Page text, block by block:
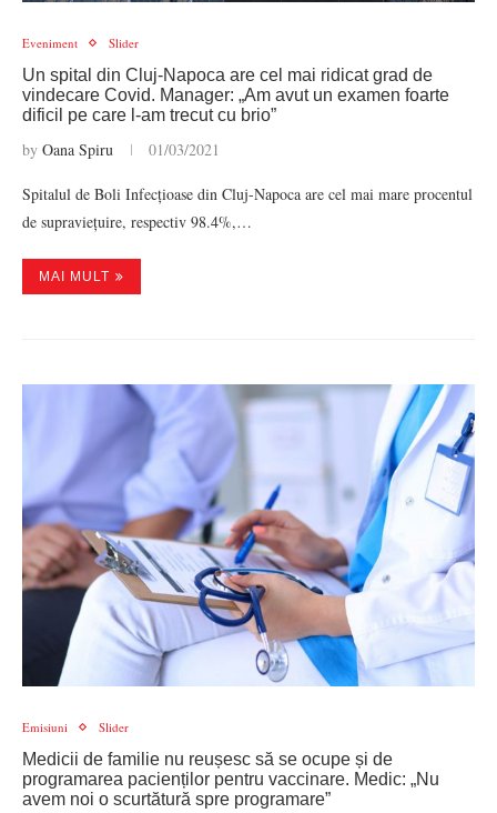
Eveniment Slider
Un spital din Cluj-Napoca are cel mai ridicat grad de
vindecare Covid. Manager: „Am avut un examen foarte
dificil pe care l-am trecut cu brio”
by Oana Spiru 01/03/2021
Spitalul de Boli Infecțioase din Cluj-Napoca are cel mai mare procentul
de supraviețuire, respectiv 98.4%,…
MAI MULT
Emisiuni Slider
Medicii de familie nu reușesc să se ocupe și de
programarea pacienților pentru vaccinare. Medic: „Nu
avem noi o scurtătură spre programare”